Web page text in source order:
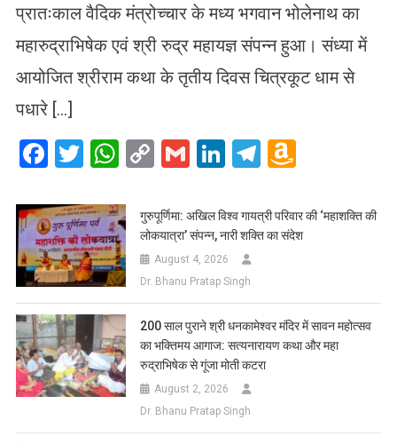
प्रातःकाल वैदिक मंत्रोच्चार के मध्य भगवान भोलेनाथ का
महारुद्राभिषेक एवं श्री रुद्र महायज्ञ संपन्न हुआ। संध्या में
आयोजित श्रीराम कथा के तृतीय दिवस चित्रकूट धाम से
पधारे […]
Facebook
Twitter
WhatsApp
CopyGmailLinkedIn
Telegram
List
गुरुपूर्णिमा: अखिल विश्व गायत्री परिवार की ‘महाशक्ति की
लोकयात्रा’ संपन्न, नारी शक्ति का संदेश
August 4, 2026
Dr. Bhanu Pratap Singh
200 साल पुराने श्री धनकामेश्वर मंदिर में सावन महोत्सव
का भक्तिमय आगाज: सत्यनारायण कथा और महा
रुद्राभिषेक से गूंजा मोती कटरा
August 2, 2026
Dr. Bhanu Pratap Singh